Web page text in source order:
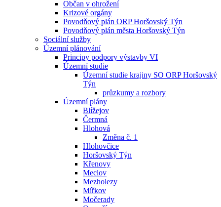
Občan v ohrožení
Krizové orgány
Povodňový plán ORP Horšovský Týn
Povodňový plán města Horšovský Týn
Sociální služby
Územní plánování
Principy podpory výstavby VI
Územní studie
Územní studie krajiny SO ORP Horšovský
Týn
průzkumy a rozbory
Územní plány
Blížejov
Čermná
Hlohová
Změna č. 1
Hlohovčice
Horšovský Týn
Křenovy
Meclov
Mezholezy
Mířkov
Močerady